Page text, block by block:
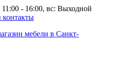
- 16:00, вс: Выходной